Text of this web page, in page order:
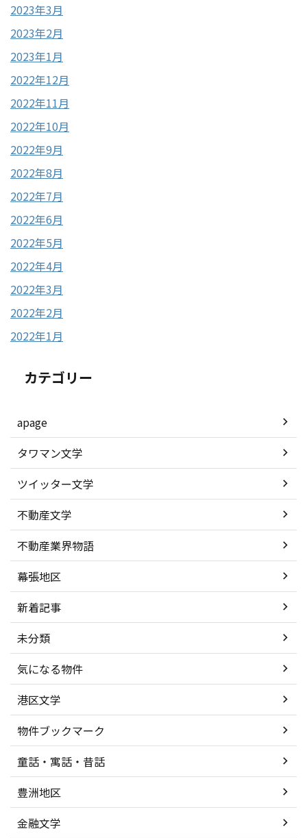
2023年3月
2023年2月
2023年1月
2022年12月
2022年11月
2022年10月
2022年9月
2022年8月
2022年7月
2022年6月
2022年5月
2022年4月
2022年3月
2022年2月
2022年1月
カテゴリー
apage
タワマン文学
ツイッター文学
不動産文学
不動産業界物語
幕張地区
新着記事
未分類
気になる物件
港区文学
物件ブックマーク
童話・寓話・昔話
豊洲地区
金融文学